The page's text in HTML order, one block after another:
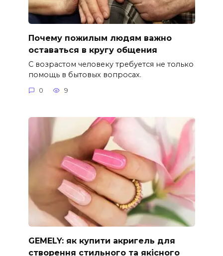
Почему пожилым людям важно
оставаться в кругу общения
С возрастом человеку требуется не только
помощь в бытовых вопросах.
0 9
GEMELY: як купити акригель для
створення стильного та якісного